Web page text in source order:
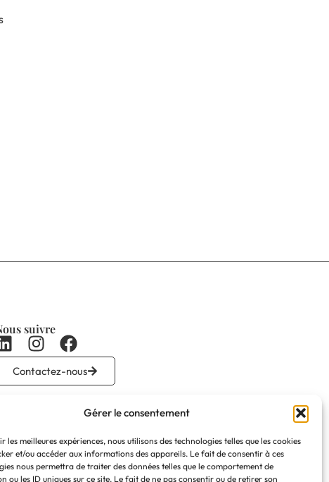
Gérer le consentement
les meilleures expériences, nous utilisons des technologies telles que les cookies
et/ou accéder aux informations des appareils. Le fait de consentir à ces
nous permettra de traiter des données telles que le comportement de
ou les ID uniques sur ce site. Le fait de ne pas consentir ou de retirer son
suivre
Contactez-nous